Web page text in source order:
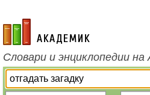
academic.ru
Словари и энциклопедии на